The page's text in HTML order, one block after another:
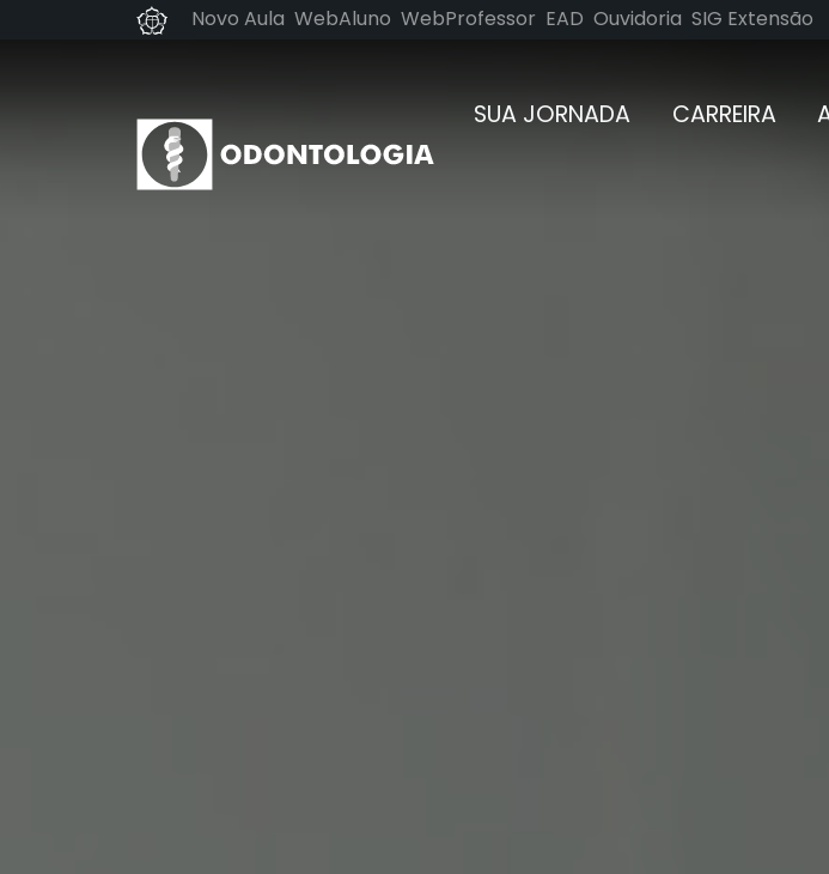
Novo Aula WebAluno WebProfessor EAD Ouvidoria SIG Extensão
SUA JORNADA CARREIRA